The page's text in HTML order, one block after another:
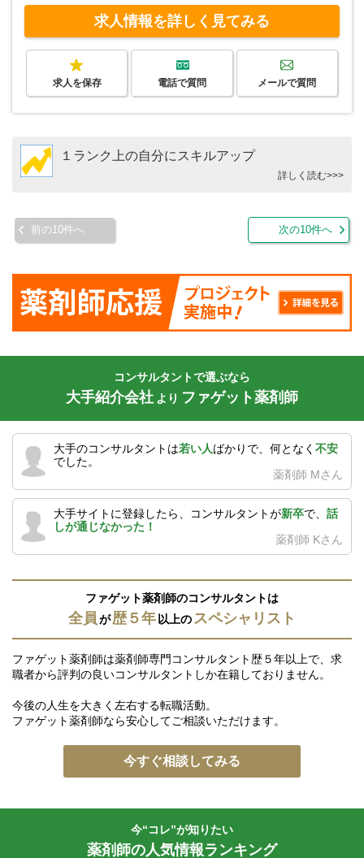
求人情報を詳しく見てみる
求人を保存 電話で質問 メールで質問
１ランク上の自分にスキルアップ
詳しく読む>>>
前の10件へ 次の10件へ
コンサルタントで選ぶなら
大手紹介会社 より ファゲット薬剤師
大手のコンサルタントは若い人ばかりで、何となく 不安
でした。
薬剤師 Mさん
大手サイトに登録したら、コンサルタントが新卒で、 話
しが通じなかった！
薬剤師 Kさん
ファゲット薬剤師のコンサルタントは
全員が歴５年 以上の スペシャリスト
ファゲット薬剤師は薬剤師専門コンサルタント歴５年以上で、求
職者から評判の良いコンサルタントしか在籍しておりません。
今後の人生を大きく左右する転職活動。
ファゲット薬剤師なら安心してご相談いただけます。
今すぐ相談してみる
今“コレ”が知りたい
薬剤師の人気情報ランキング